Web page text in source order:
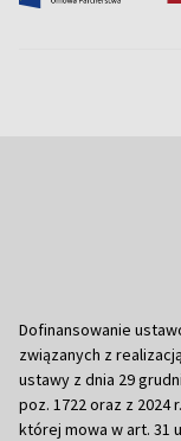
Dofinansowanie
związanych z
ustawy z dnia 29
poz. 1722 oraz z
której mowa w art. 31